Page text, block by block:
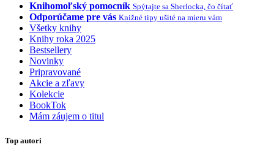
Knihomoľský pomocník Spýtajte sa Sherlocka, čo čítať
Odporúčame pre vás Knižné tipy ušité na mieru vám
Všetky knihy
Knihy roka 2025
Bestsellery
Novinky
Pripravované
Akcie a zľavy
Kolekcie
BookTok
Mám záujem o titul
Top autori